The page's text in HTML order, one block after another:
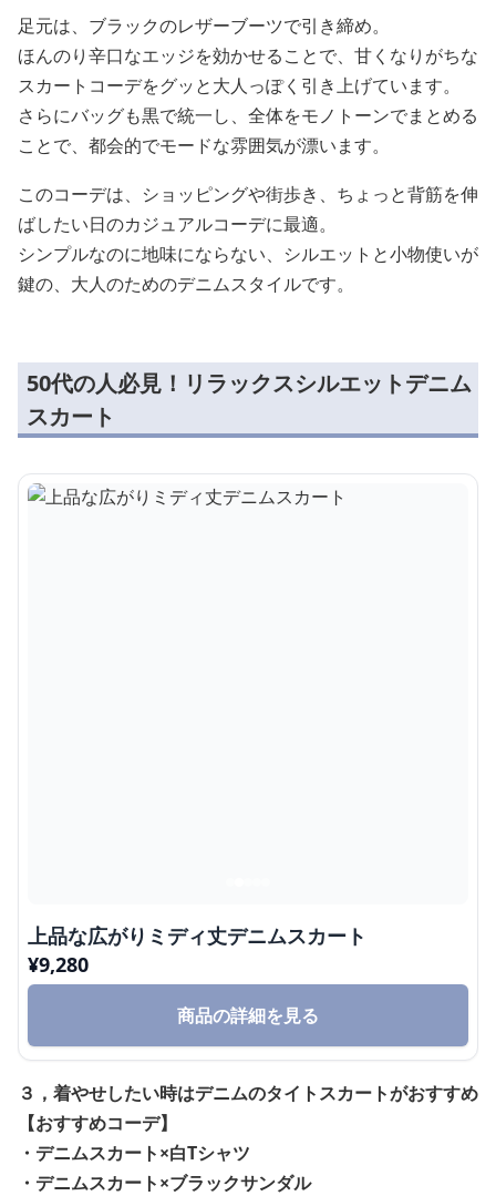
足元は、ブラックのレザーブーツで引き締め。
ほんのり辛口なエッジを効かせることで、甘くなりがちな
スカートコーデをグッと大人っぽく引き上げています。
さらにバッグも黒で統一し、全体をモノトーンでまとめる
ことで、都会的でモードな雰囲気が漂います。
このコーデは、ショッピングや街歩き、ちょっと背筋を伸
ばしたい日のカジュアルコーデに最適。
シンプルなのに地味にならない、シルエットと小物使いが
鍵の、大人のためのデニムスタイルです。
50代の人必見！リラックスシルエットデニム
スカート
上品な広がりミディ丈デニムスカート
¥9,280
商品の詳細を見る
３，着やせしたい時はデニムのタイトスカートがおすすめ
【おすすめコーデ】
・デニムスカート×白Tシャツ
・デニムスカート×ブラックサンダル